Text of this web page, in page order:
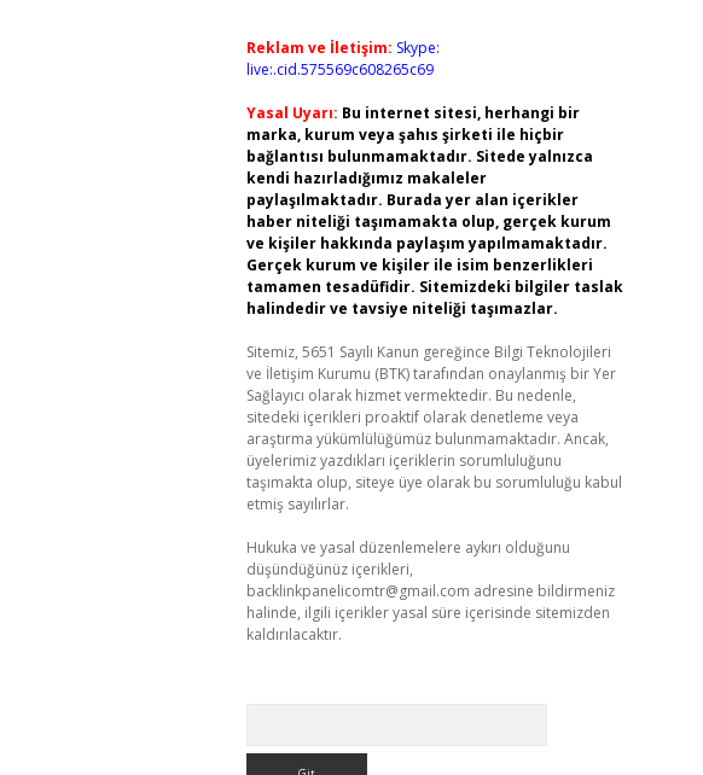
Reklam ve İletişim: Skype:
live:.cid.575569c608265c69
Yasal Uyarı: Bu internet sitesi, herhangi bir
marka, kurum veya şahıs şirketi ile hiçbir
bağlantısı bulunmamaktadır. Sitede yalnızca
kendi hazırladığımız makaleler
paylaşılmaktadır. Burada yer alan içerikler
haber niteliği taşımamakta olup, gerçek kurum
ve kişiler hakkında paylaşım yapılmamaktadır.
Gerçek kurum ve kişiler ile isim benzerlikleri
tamamen tesadüfidir. Sitemizdeki bilgiler taslak
halindedir ve tavsiye niteliği taşımazlar.
Sitemiz, 5651 Sayılı Kanun gereğince Bilgi Teknolojileri
ve İletişim Kurumu (BTK) tarafından onaylanmış bir Yer
Sağlayıcı olarak hizmet vermektedir. Bu nedenle,
sitedeki içerikleri proaktif olarak denetleme veya
araştırma yükümlülüğümüz bulunmamaktadır. Ancak,
üyelerimiz yazdıkları içeriklerin sorumluluğunu
taşımakta olup, siteye üye olarak bu sorumluluğu kabul
etmiş sayılırlar.
Hukuka ve yasal düzenlemelere aykırı olduğunu
düşündüğünüz içerikleri,
backlinkpanelicomtr@gmail.com adresine bildirmeniz
halinde, ilgili içerikler yasal süre içerisinde sitemizden
kaldırılacaktır.